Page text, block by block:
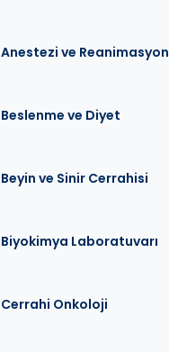
Anestezi ve Reanimasyon
Beslenme ve Diyet
Beyin ve Sinir Cerrahisi
Biyokimya Laboratuvarı
Cerrahi Onkoloji